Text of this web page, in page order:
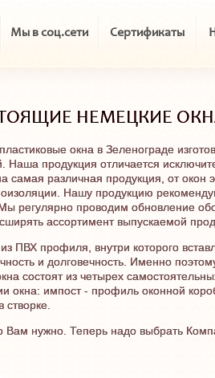
Мы в соц.сети Сертификаты
НЕМЕЦКИЕ
окна в Зеленограде
Наша продукция отличается
самая различная продукция, от
Нашу продукцию
регулярно проводим обновление
ассортимент выпускаемой
ПВХ профиля, внутри которого
и долговечность. Именно
состоят из четырех
окна: импост - профиль оконной
Вам нужно. Теперь надо выбрать